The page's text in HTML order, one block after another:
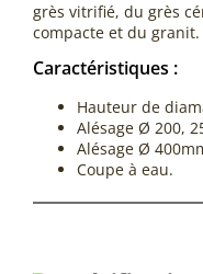
grès vitrifié, du grès
compacte et du granit.
Caractéristiques :
Hauteur de
Alésage Ø 200,
Alésage Ø
Coupe à eau.